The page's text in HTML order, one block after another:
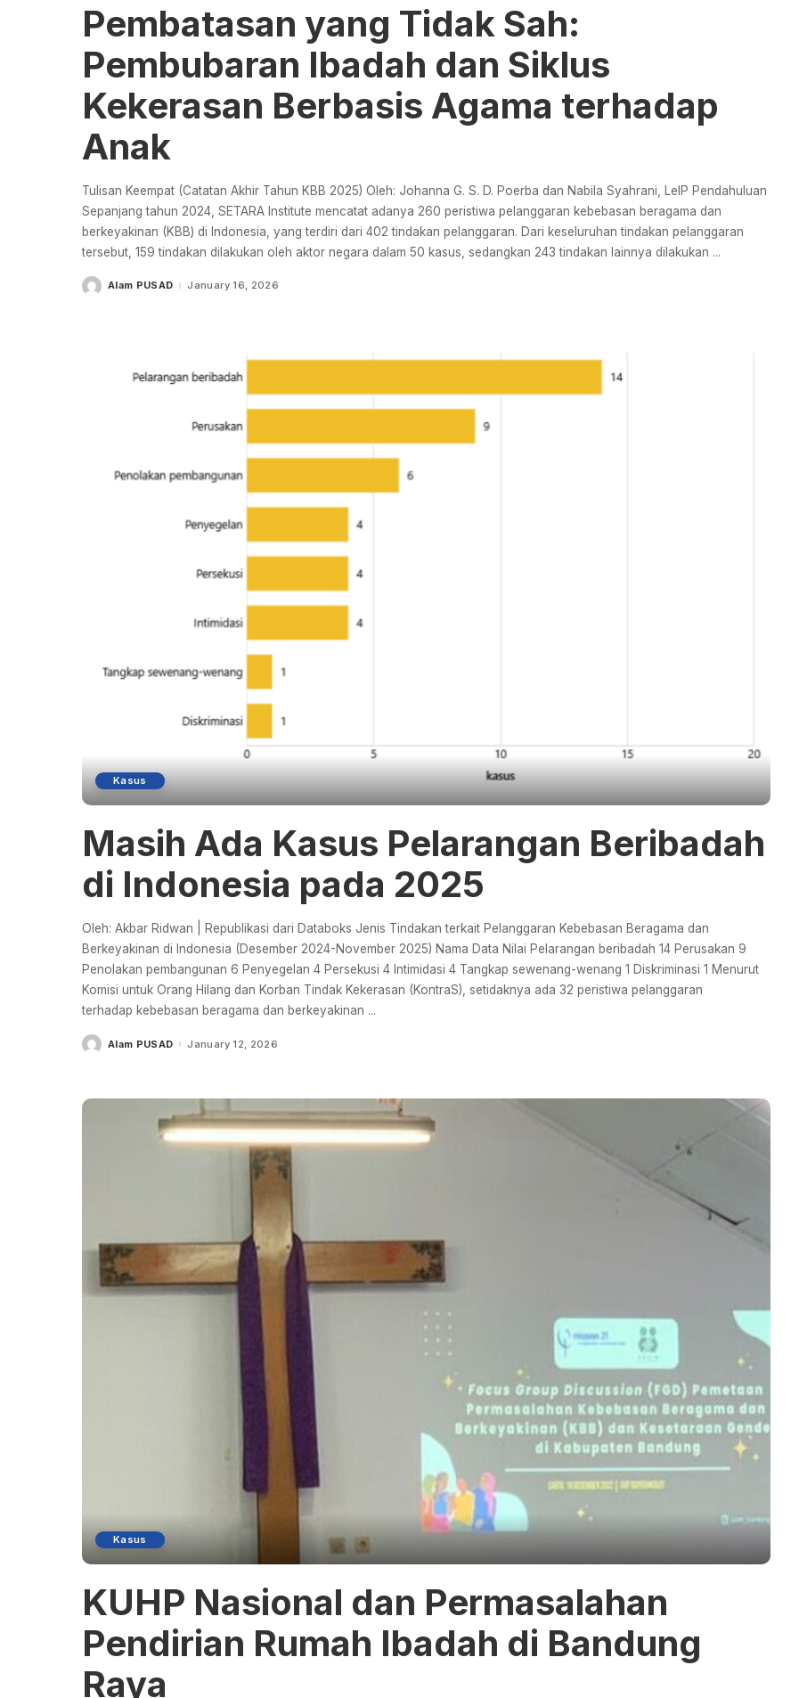
Pembatasan yang Tidak Sah:
Pembubaran Ibadah dan Siklus
Kekerasan Berbasis Agama terhadap
Anak
Tulisan Keempat (Catatan Akhir Tahun KBB 2025) Oleh: Johanna G. S. D. Poerba dan Nabila Syahrani, LeIP Pendahuluan
Sepanjang tahun 2024, SETARA Institute mencatat adanya 260 peristiwa pelanggaran kebebasan beragama dan
berkeyakinan (KBB) di Indonesia, yang terdiri dari 402 tindakan pelanggaran. Dari keseluruhan tindakan pelanggaran
tersebut, 159 tindakan dilakukan oleh aktor negara dalam 50 kasus, sedangkan 243 tindakan lainnya dilakukan ...
PostedAlam PUSAD January 16, 2026
Kasus
Masih Ada Kasus Pelarangan Beribadah
di Indonesia pada 2025
Oleh: Akbar Ridwan | Republikasi dari Databoks Jenis Tindakan terkait Pelanggaran Kebebasan Beragama dan
Berkeyakinan di Indonesia (Desember 2024-November 2025) Nama Data Nilai Pelarangan beribadah 14 Perusakan 9
Penolakan pembangunan 6 Penyegelan 4 Persekusi 4 Intimidasi 4 Tangkap sewenang-wenang 1 Diskriminasi 1 Menurut
Komisi untuk Orang Hilang dan Korban Tindak Kekerasan (KontraS), setidaknya ada 32 peristiwa pelanggaran
terhadap kebebasan beragama dan berkeyakinan ...
PostedAlam PUSAD January 12, 2026
Kasus
KUHP Nasional dan Permasalahan
Pendirian Rumah Ibadah di Bandung
Raya